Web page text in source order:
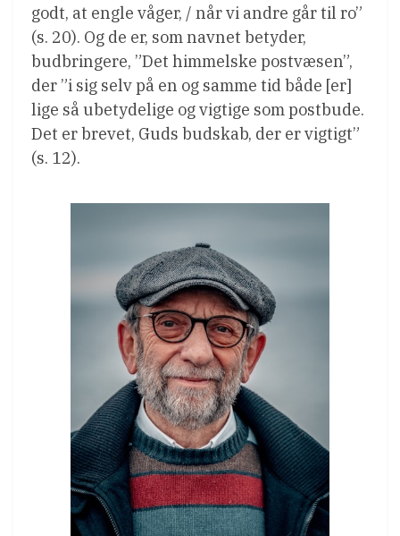
godt, at engle våger, / når vi andre går til ro”
(s. 20). Og de er, som navnet betyder,
budbringere, ”Det himmelske postvæsen”,
der ”i sig selv på en og samme tid både [er]
lige så ubetydelige og vigtige som postbude.
Det er brevet, Guds budskab, der er vigtigt”
(s. 12).